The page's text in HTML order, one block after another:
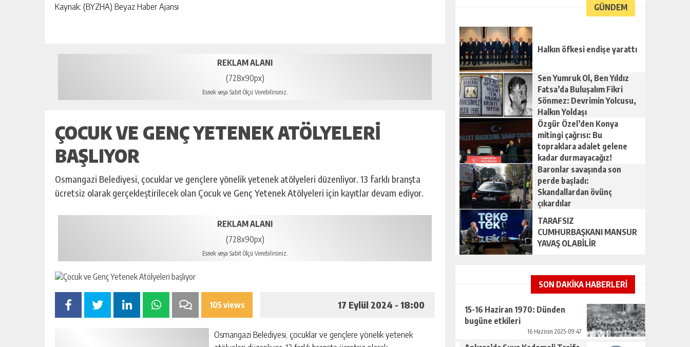
Kaynak: (BYZHA) Beyaz Haber Ajansı
REKLAM ALANI
(728x90px)
Esnek veya Sabit Ölçü Verebilirsiniz.
ÇOCUK VE GENÇ YETENEK ATÖLYELERI
BAŞLIYOR
Osmangazi Belediyesi, çocuklar ve gençlere yönelik yetenek atölyeleri düzenliyor. 13 farklı branşta
ücretsiz olarak gerçekleştirilecek olan Çocuk ve Genç Yetenek Atölyeleri için kayıtlar devam ediyor.
REKLAM ALANI
(728x90px)
Esnek veya Sabit Ölçü Verebilirsiniz.
105 views 17 Eylül 2024 - 18:00
Osmangazi Belediyesi, çocuklar ve gençlere yönelik yetenek
GÜNDEM
Halkın öfkesi endişe yarattı
Sen Yumruk Ol, Ben Yıldız
Fatsa’da Buluşalım Fikri
Sönmez: Devrimin Yolcusu,
Halkın Yoldaşı
Özgür Özel’den Konya
mitingi çağrısı: Bu
topraklara adalet gelene
kadar durmayacağız!
Baronlar savaşında son
perde başladı:
Skandallardan övünç
çıkardılar
TARAFSIZ
CUMHURBAŞKANI MANSUR
YAVAŞ OLABİLİR
SON DAKİKA HABERLERİ
15-16 Haziran 1970: Dünden
bugüne etkileri
16 Haziran 2025-09:47